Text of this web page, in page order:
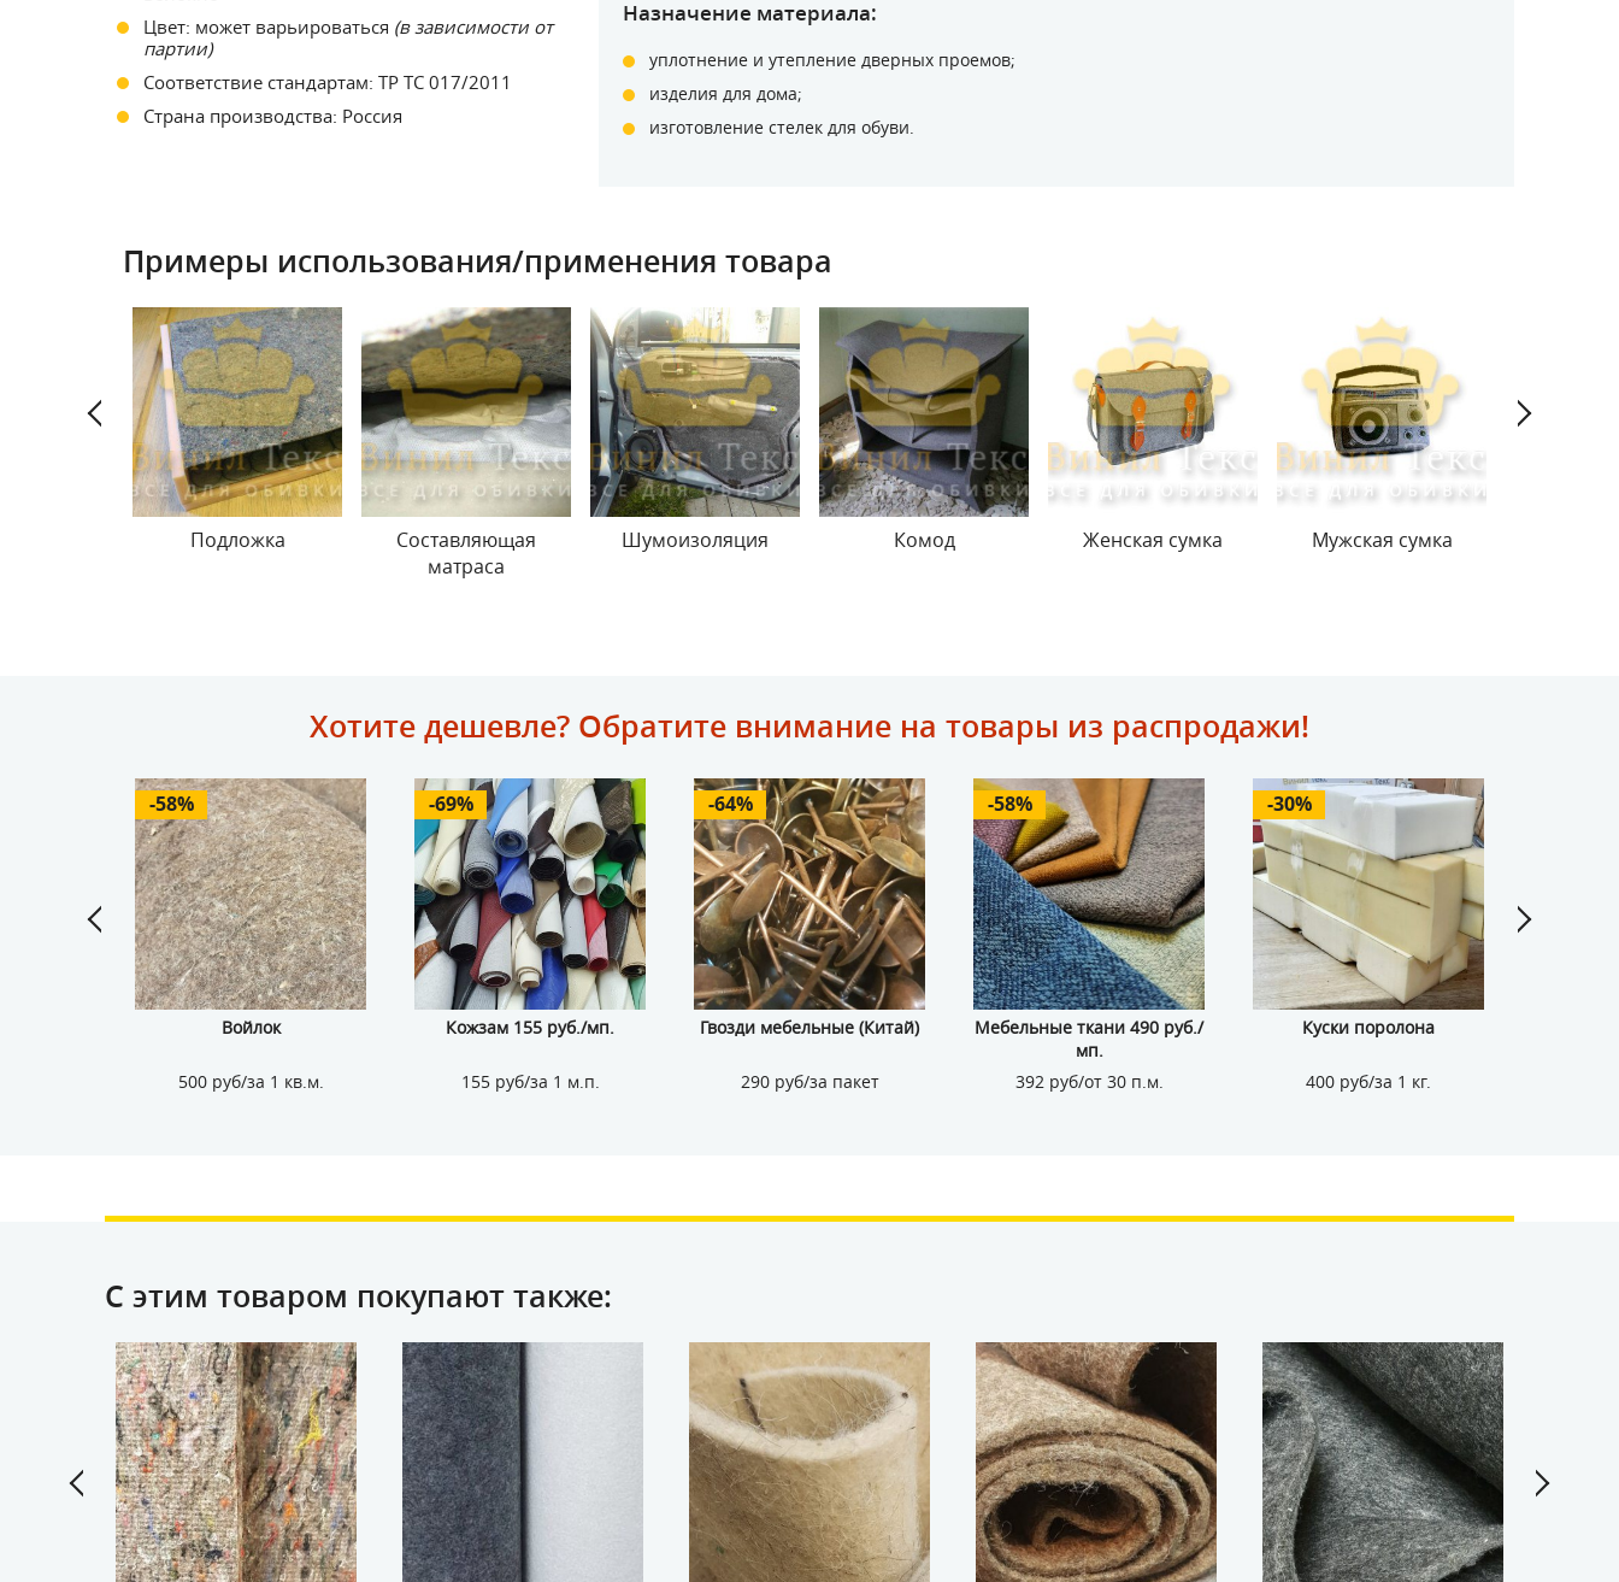
Цвет: может варьироваться (в зависимости от
партии)
Соответствие стандартам: ТР ТС 017/2011
Страна производства: Россия
Назначение материала:
уплотнение и утепление дверных проемов;
изделия для дома;
изготовление стелек для обуви.
Примеры использования/применения товара
Подложка
Составляющая
матраса
Шумоизоляция Комод Женская сумка Мужская сумка
Хотите дешевле? Обратите внимание на товары из распродажи!
-58%
Войлок
500 руб/за 1 кв.м.
-69%
Кожзам 155 руб./мп.
155 руб/за 1 м.п.
-64%
Гвозди мебельные (Китай)
290 руб/за пакет
-58%
Мебельные ткани 490 руб./
мп.
392 руб/от 30 п.м.
-30%
Куски поролона
400 руб/за 1 кг.
С этим товаром покупают также: